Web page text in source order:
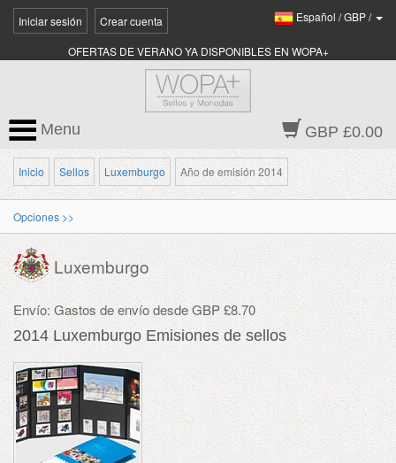
Iniciar sesión Crear cuenta Español /GBP/
OFERTAS DE VERANO YA DISPONIBLES EN WOPA+
GBP £0.00
Menu
Inicio Sellos Luxemburgo Año de emisión 2014
Opciones >>
Luxemburgo
Envío: Gastos de envío desde GBP £8.70
2014 Luxemburgo Emisiones de sellos